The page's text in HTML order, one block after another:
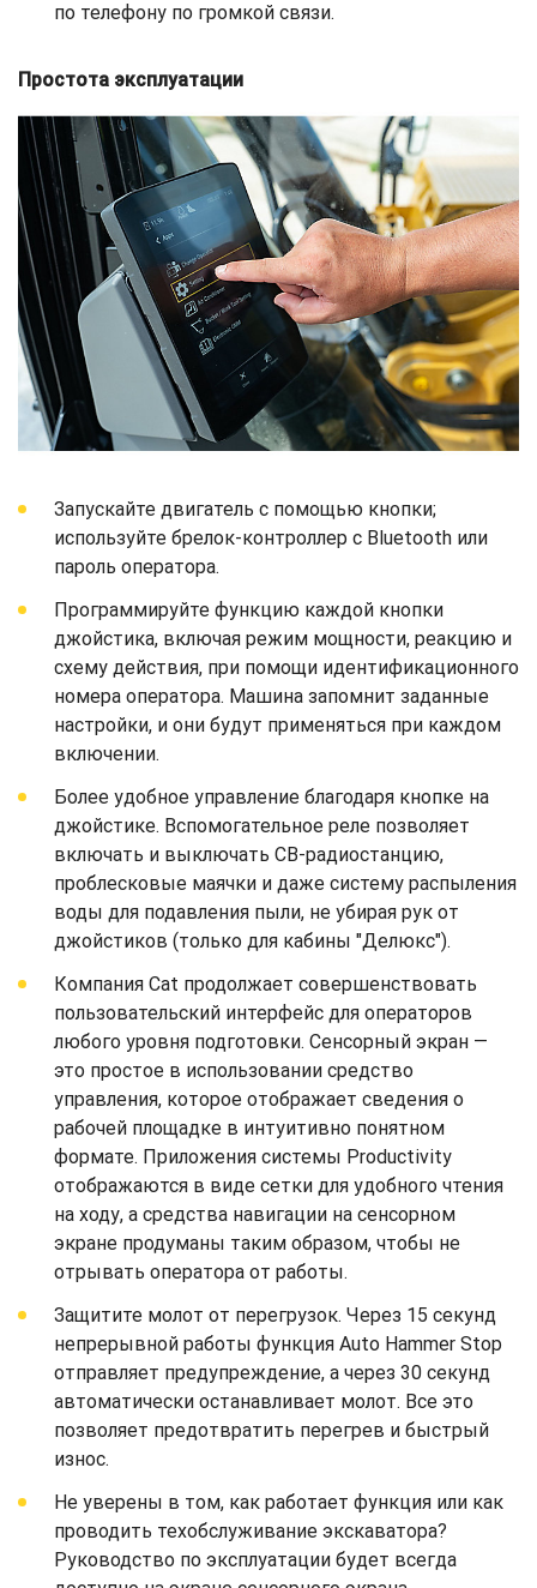
по телефону по громкой связи.
Простота эксплуатации
Запускайте двигатель с помощью кнопки;
используйте брелок-контроллер с Bluetooth или
пароль оператора.
Программируйте функцию каждой кнопки
джойстика, включая режим мощности, реакцию и
схему действия, при помощи идентификационного
номера оператора. Машина запомнит заданные
настройки, и они будут применяться при каждом
включении.
Более удобное управление благодаря кнопке на
джойстике. Вспомогательное реле позволяет
включать и выключать CB-радиостанцию,
проблесковые маячки и даже систему распыления
воды для подавления пыли, не убирая рук от
джойстиков (только для кабины "Делюкс").
Компания Cat продолжает совершенствовать
пользовательский интерфейс для операторов
любого уровня подготовки. Сенсорный экран —
это простое в использовании средство
управления, которое отображает сведения о
рабочей площадке в интуитивно понятном
формате. Приложения системы Productivity
отображаются в виде сетки для удобного чтения
на ходу, а средства навигации на сенсорном
экране продуманы таким образом, чтобы не
отрывать оператора от работы.
Защитите молот от перегрузок. Через 15 секунд
непрерывной работы функция Auto Hammer Stop
отправляет предупреждение, а через 30 секунд
автоматически останавливает молот. Все это
позволяет предотвратить перегрев и быстрый
износ.
Не уверены в том, как работает функция или как
проводить техобслуживание экскаватора?
Руководство по эксплуатации будет всегда